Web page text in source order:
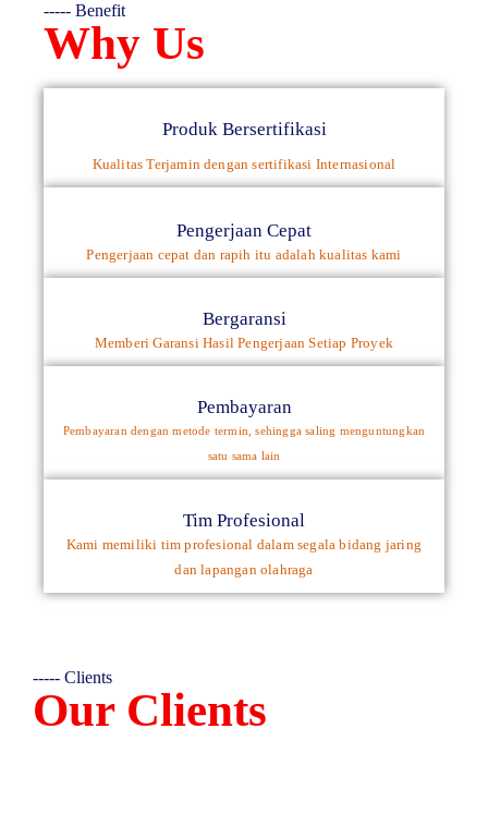
----- Benefit
Why Us
Produk Bersertifikasi
Kualitas Terjamin dengan sertifikasi Internasional
Pengerjaan Cepat
Pengerjaan cepat dan rapih itu adalah kualitas kami
Bergaransi
Memberi Garansi Hasil Pengerjaan Setiap Proyek
Pembayaran
Pembayaran dengan metode termin, sehingga saling menguntungkan
satu sama lain
Tim Profesional
Kami memiliki tim profesional dalam segala bidang jaring
dan lapangan olahraga
----- Clients
Our Clients